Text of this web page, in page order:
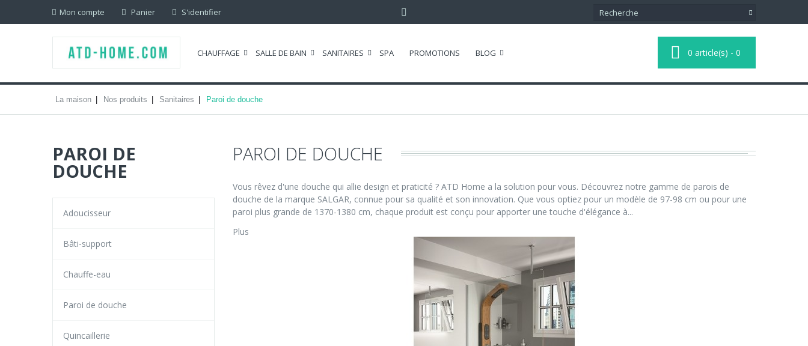
Mon compte Panier S'identifier
0 article(s) - 0
CHAUFFAGE SALLE DE BAIN SANITAIRES SPA PROMOTIONS BLOG
La maison Nos produits Sanitaires Paroi de douche
PAROI DE
DOUCHE
Adoucisseur
Bâti-support
Chauffe-eau
Paroi de douche
Quincaillerie
PAROI DE DOUCHE
Vous rêvez d'une douche qui allie design et praticité ? ATD Home a la solution pour vous. Découvrez notre gamme de parois de
douche de la marque SALGAR, connue pour sa qualité et son innovation. Que vous optiez pour un modèle de 97-98 cm ou pour une
paroi plus grande de 1370-1380 cm, chaque produit est conçu pour apporter une touche d'élégance à...
Plus